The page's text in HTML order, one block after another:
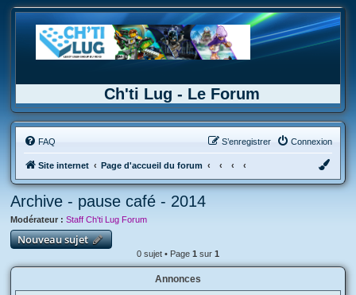
Ch'ti Lug - Le Forum
FAQ Connexion
S’enregistrer
Site internet Page d'accueil du forum
Archive - pause café - 2014
Modérateur : Staff Ch'ti Lug Forum
Nouveau sujet
0 sujet • Page 1 sur 1
Annonces